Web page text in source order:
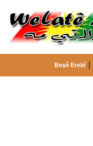
Beşê Erebî